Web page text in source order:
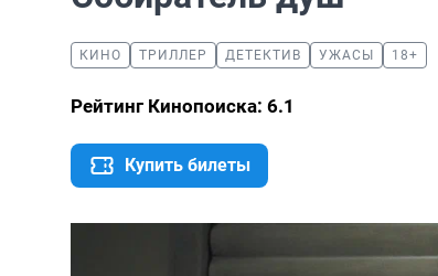
КИНО ТРИЛЛЕР ДЕТЕКТИВ УЖАСЫ 18+
Рейтинг Кинопоиска: 6.1
Купить билеты